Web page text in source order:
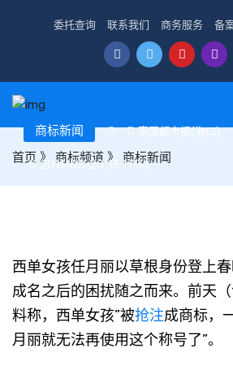
委托查询 联系我们 商务服务 备
首页 》 商标频道 》 商标新闻
商标新闻 南国都市报(海口)
2011-03-20 13:17:31
西单女孩任月丽以草根身份登上春
成名之后的困扰随之而来。前天
料称，西单女孩”被抢注成商标，
月丽就无法再使用这个称号了”。